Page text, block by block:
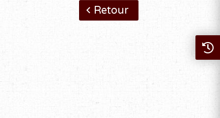
Retour